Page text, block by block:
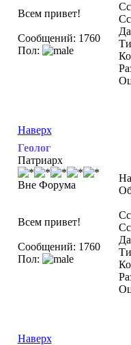
Всем привет!
Сообщений: 1760
Пол:
Наверх
Геолог
Патриарх
Вне Форума
Всем привет!
Сообщений: 1760
Пол:
Наверх